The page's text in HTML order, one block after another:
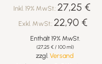
Inkl. 19% MwSt.: 27,25 €
Exkl. MwSt.: 22,90 €
Enthält 19% MwSt.
(27,25 €/ 100 ml)
zzgl. Versand